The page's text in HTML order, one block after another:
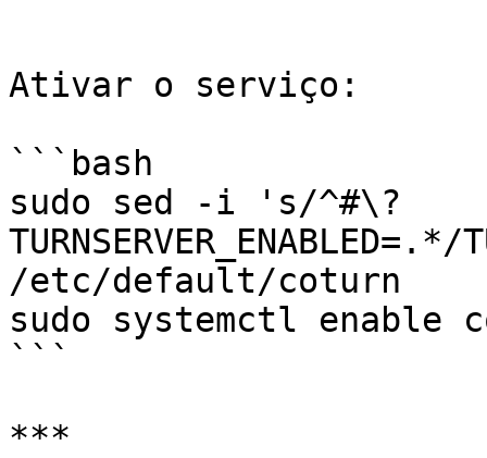
Ativar o serviço:
```bash
sudo sed -i 's/^#\?
TURNSERVER_ENABLED=.*/
/etc/default/coturn
sudo systemctl enable
```
***